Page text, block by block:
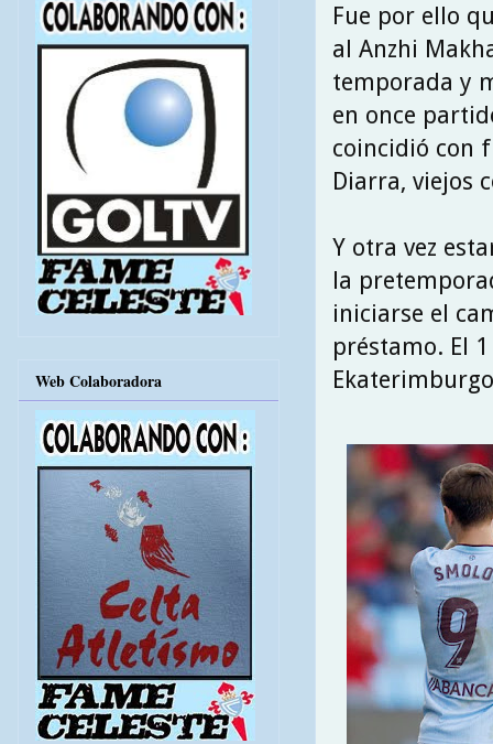
Fue por ello
al Anzhi
temporada y
en once
coincidió con
Diarra, viejos
Y otra vez
la
iniciarse el
préstamo. El
Web Colaboradora